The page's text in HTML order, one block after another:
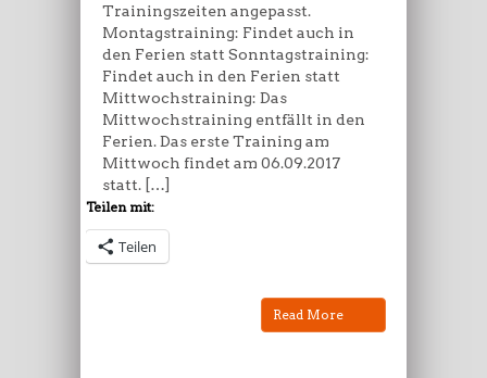
Trainingszeiten angepasst.
Montagstraining: Findet auch in
den Ferien statt Sonntagstraining:
Findet auch in den Ferien statt
Mittwochstraining: Das
Mittwochstraining entfällt in den
Ferien. Das erste Training am
Mittwoch findet am 06.09.2017
statt. […]
Teilen mit:
Teilen
Read More